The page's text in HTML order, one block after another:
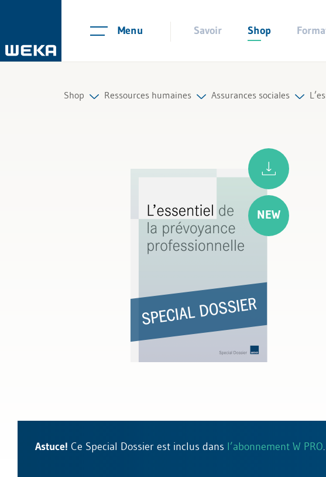
Menu Savoir Shop
Shop Ressources humaines
Contrats de travail et règlements
Salaire et rémunération
Gestion du personnel
Assurances sociales
Assurances sociales
Astuce! Ce Special Dossier est inclus dans l’abonnement W PRO.